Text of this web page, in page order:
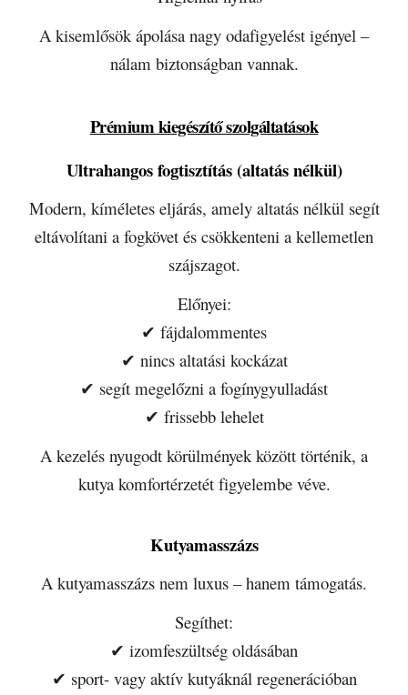
A kisemlősök ápolása nagy odafigyelést igényel –
nálam biztonságban vannak.
Prémium kiegészítő szolgáltatások
Ultrahangos fogtisztítás (altatás nélkül)
Modern, kíméletes eljárás, amely altatás nélkül segít
eltávolítani a fogkövet és csökkenteni a kellemetlen
szájszagot.
Előnyei:
✔ fájdalommentes
✔ nincs altatási kockázat
✔ segít megelőzni a fogínygyulladást
✔ frissebb lehelet
A kezelés nyugodt körülmények között történik, a
kutya komfortérzetét figyelembe véve.
Kutyamasszázs
A kutyamasszázs nem luxus – hanem támogatás.
Segíthet:
✔ izomfeszültség oldásában
✔ sport- vagy aktív kutyáknál regenerációban